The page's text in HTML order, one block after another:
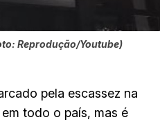
Reprodução/Youtube)
pela escassez na
todo o país, mas é